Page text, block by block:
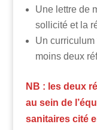
Une lettre de
sollicité et la
Un
moins deux
NB : les deux
au sein de
sanitaires cité